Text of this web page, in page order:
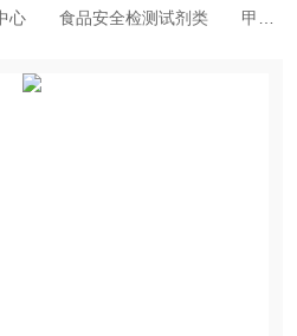
心 食品安全检测试剂类 甲醛半定量速测管/对照液